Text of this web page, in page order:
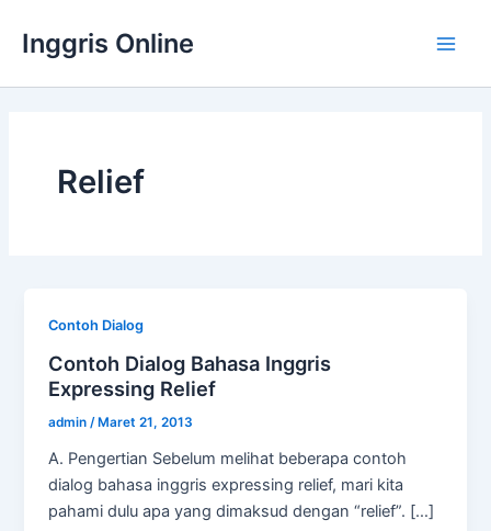
konten
Inggris Online
Relief
Contoh Dialog
Contoh Dialog Bahasa Inggris
Expressing Relief
admin/ Maret 21, 2013
A. Pengertian Sebelum melihat beberapa contoh
dialog bahasa inggris expressing relief, mari kita
pahami dulu apa yang dimaksud dengan “relief”. […]